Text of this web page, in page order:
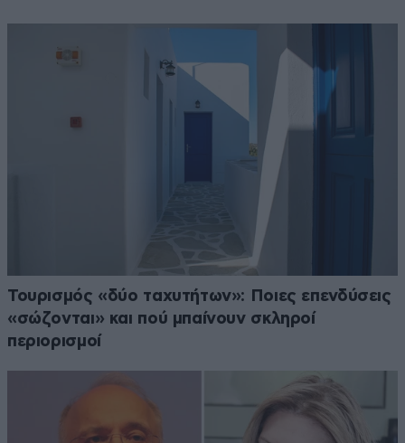
Τουρισμός «δύο ταχυτήτων»: Ποιες επενδύσεις
«σώζονται» και πού μπαίνουν σκληροί
περιορισμοί